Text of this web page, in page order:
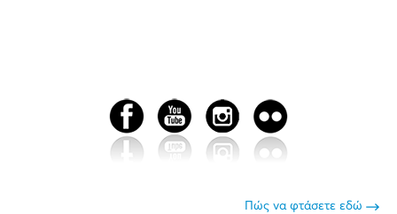
Πώς να φτάσετε εδώ